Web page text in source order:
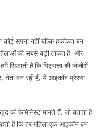
कोई सपना नहीं बल्कि हकीकत बन
की सबसे बड़ी ताकत है, और
सिखाती हैं कि पितृसत्ता की जंजीरों
नेता बन रही हैं, ये आइकॉन प्रेरणा
को फेमिनिस्ट मानते हैं, जो बताता है
हैं कि हर महिला एक आइकॉन बन